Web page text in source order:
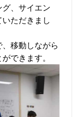
、サイエン
ただきまし
移動しながら
できます。